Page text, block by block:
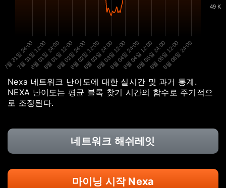
7월 31일 24:00
7월 31일 12:00
8월 01일 24:00
8월 01일 12:00
8월 02일 24:00
8월 02일 12:00
8월 03일 24:00
8월 03일 12:00
8월 04일 24:00
8월 04일 12:00
8월 05일 24:00
8월 05일 12:00
8월 06일 24:00
49 K
Nexa 네트워크 난이도에 대한 실시간 및 과거 통계.
NEXA 난이도는 평균 블록 찾기 시간의 함수로 주기적으
로 조정된다.
네트워크 해쉬레잇
마이닝 시작 Nexa